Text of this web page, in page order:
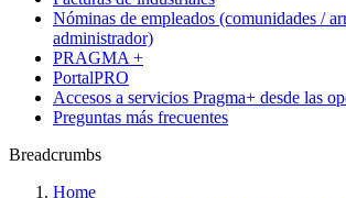
Nóminas de empleados (comunidades /
administrador)
PRAGMA +
PortalPRO
Accesos a servicios Pragma+ desde las
Preguntas más frecuentes
Breadcrumbs
Home